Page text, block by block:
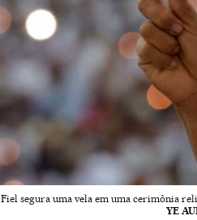
Fiel segura uma vela em uma cerimônia
YE